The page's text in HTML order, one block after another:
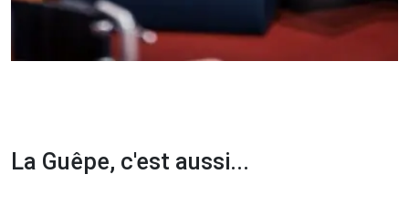
La Guêpe, c'est aussi...